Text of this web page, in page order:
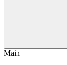
Main